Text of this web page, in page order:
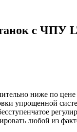
с ЧПУ
ниже по
упрощенной
любой из